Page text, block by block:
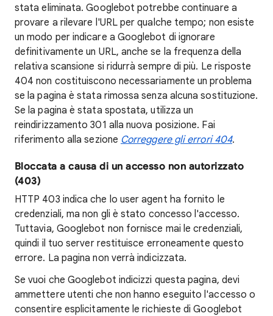
stata eliminata. Googlebot potrebbe continuare a
provare a rilevare l'URL per qualche tempo; non esiste
un modo per indicare a Googlebot di ignorare
definitivamente un URL, anche se la frequenza della
relativa scansione si ridurrà sempre di più. Le risposte
404 non costituiscono necessariamente un problema
se la pagina è stata rimossa senza alcuna sostituzione.
Se la pagina è stata spostata, utilizza un
reindirizzamento 301 alla nuova posizione. Fai
riferimento alla sezione Correggere gli errori 404.
Bloccata a causa di un accesso non autorizzato
(403)
HTTP 403 indica che lo user agent ha fornito le
credenziali, ma non gli è stato concesso l'accesso.
Tuttavia, Googlebot non fornisce mai le credenziali,
quindi il tuo server restituisce erroneamente questo
errore. La pagina non verrà indicizzata.
Se vuoi che Googlebot indicizzi questa pagina, devi
ammettere utenti che non hanno eseguito l'accesso o
consentire esplicitamente le richieste di Googlebot